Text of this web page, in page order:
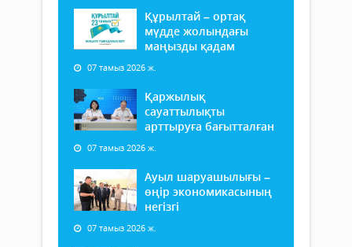
Құрылтай – ортақ
мүдде жолындағы
маңызды қадам
07 тамыз 2026 ж.
Қаржылық
сауаттылықты
арттыруға бағытталған
07 тамыз 2026 ж.
Ауыл шаруашылығы –
өңір экономикасының
негізгі
07 тамыз 2026 ж.